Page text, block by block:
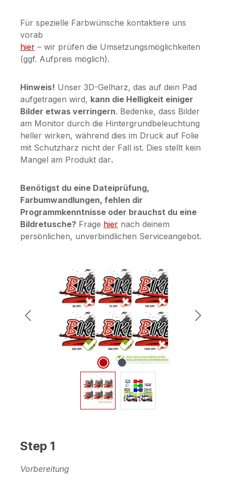
Für spezielle Farbwünsche kontaktiere uns
vorab
hier – wir prüfen die Umsetzungsmöglichkeiten
(ggf. Aufpreis möglich).
Hinweis! Unser 3D-Gelharz, das auf dein Pad
aufgetragen wird, kann die Helligkeit einiger
Bilder etwas verringern. Bedenke, dass Bilder
am Monitor durch die Hintergrundbeleuchtung
heller wirken, während dies im Druck auf Folie
mit Schutzharz nicht der Fall ist. Dies stellt kein
Mangel am Produkt dar.
Benötigst du eine Dateiprüfung,
Farbumwandlungen, fehlen dir
Programmkenntnisse oder brauchst du eine
Bildretusche? Frage hier nach deinem
persönlichen, unverbindlichen Serviceangebot.
Step 1
Vorbereitung